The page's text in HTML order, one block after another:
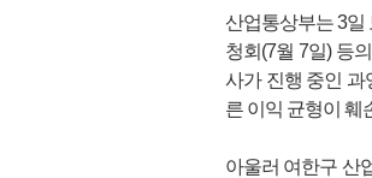
산업통상부는 3일
청회(7월 7일) 등
사가 진행 중인 과
른 이익 균형이 훼
아울러 여한구 산